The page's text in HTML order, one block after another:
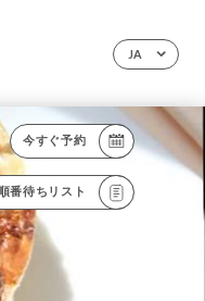
JA
今すぐ予約
順番待ちリスト